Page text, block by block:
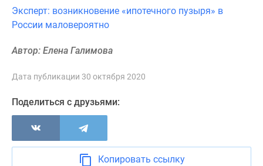
Медиа
Новости
Мнение
Аналитика
рынка
Покупателю
Экспертиза
новостроек
Эксперт: возникновение «ипотечного пузыря» в
России маловероятно
Автор: Елена Галимова
Дата публикации 30 октября 2020
Поделиться с друзьями:
Копировать ссылку